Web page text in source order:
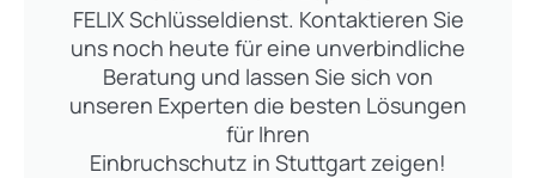
FELIX Schlüsseldienst. Kontaktieren Sie
uns noch heute für eine unverbindliche
Beratung und lassen Sie sich von
unseren Experten die besten Lösungen
für Ihren
Einbruchschutz in Stuttgart zeigen!